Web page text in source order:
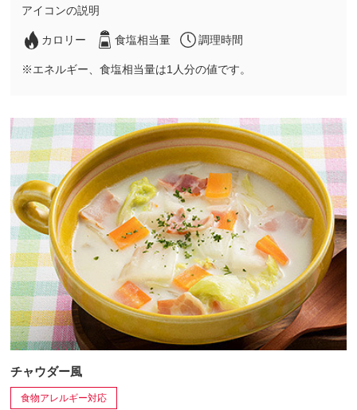
アイコンの説明
カロリー 食塩相当量 調理時間
※エネルギー、食塩相当量は1人分の値です。
チャウダー風
食物アレルギー対応